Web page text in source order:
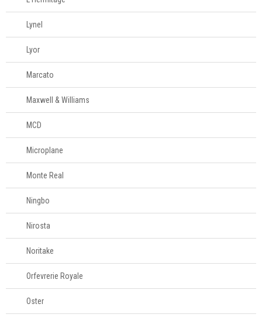
Lynel
Lyor
Marcato
Maxwell & Williams
MCD
Microplane
Monte Real
Ningbo
Nirosta
Noritake
Orfevrerie Royale
Oster